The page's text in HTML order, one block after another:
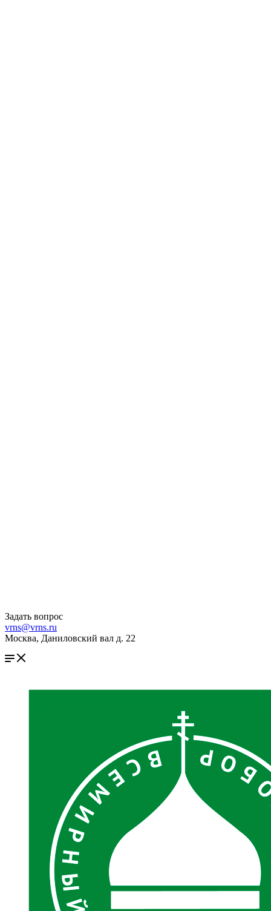
Задать вопрос
vrns@vrns.ru
Москва, Даниловский вал д. 22